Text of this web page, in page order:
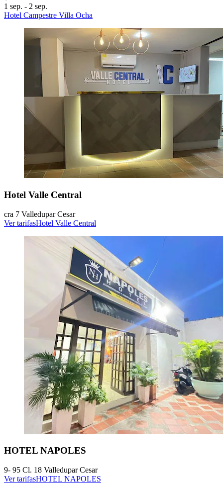
1 sep. - 2 sep.
Hotel Campestre Villa Ocha
Hotel Valle Central
cra 7 Valledupar Cesar
Ver tarifasHotel Valle Central
HOTEL NAPOLES
9- 95 Cl. 18 Valledupar Cesar
Ver tarifasHOTEL NAPOLES